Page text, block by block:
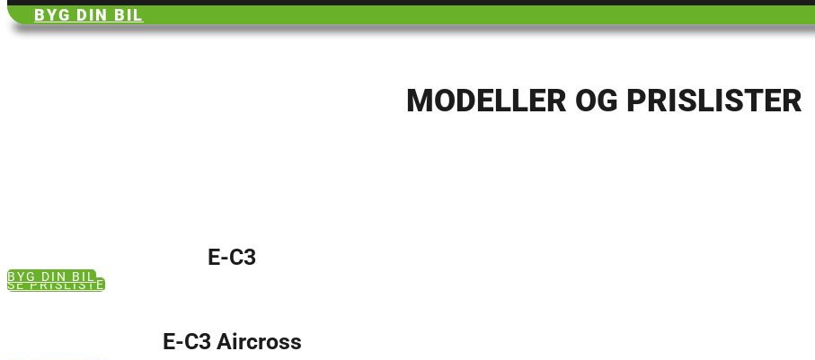
BYG DIN BIL
MODELLER OG PRISLISTER
E-C3
SE PRISLISTE
BYG DIN BIL
E-C3 Aircross